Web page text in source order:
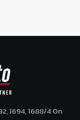
1694, 1688/4 On